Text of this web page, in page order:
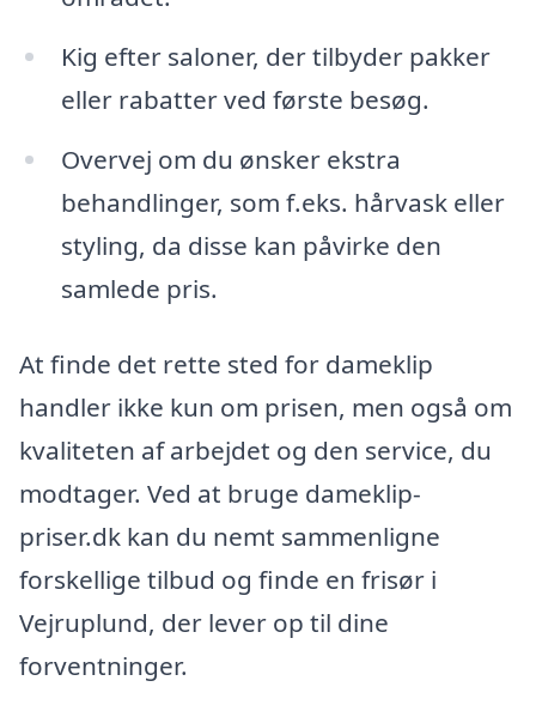
Kig efter saloner, der tilbyder pakker
eller rabatter ved første besøg.
Overvej om du ønsker ekstra
behandlinger, som f.eks. hårvask eller
styling, da disse kan påvirke den
samlede pris.
At finde det rette sted for dameklip
handler ikke kun om prisen, men også om
kvaliteten af arbejdet og den service, du
modtager. Ved at bruge dameklip-
priser.dk kan du nemt sammenligne
forskellige tilbud og finde en frisør i
Vejruplund, der lever op til dine
forventninger.